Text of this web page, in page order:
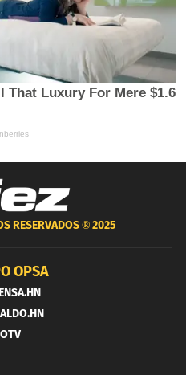
RESERVADOS ®2025
OPSA